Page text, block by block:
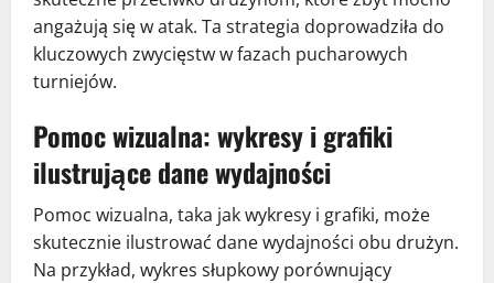
angażują się w atak. Ta strategia doprowadziła do
kluczowych zwycięstw w fazach pucharowych
turniejów.
Pomoc wizualna: wykresy i grafiki
ilustrujące dane wydajności
Pomoc wizualna, taka jak wykresy i grafiki, może
skutecznie ilustrować dane wydajności obu drużyn.
Na przykład, wykres słupkowy porównujący